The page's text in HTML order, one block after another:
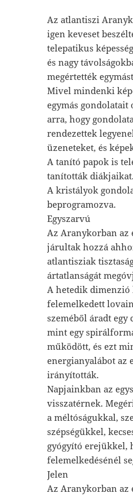
Az atlantiszi
igen keveset
telepatikus
és nagy
megértették
Mivel mindenki
egymás gondolatait
arra, hogy
rendezettek
üzeneteket, és
A tanító papok is
tanították diákjaikat.
A kristályok
beprogramozva.
Egyszarvú
Az Aranykorban az
járultak hozzá
atlantisziak
ártatlanságát
A hetedik dimenzió
felemelkedett
szeméből áradt egy
mint egy
működött, és ezt
energianyalábot az
irányították.
Napjainkban az
visszatérnek.
a méltóságukkal,
szépségükkel,
gyógyító erejükkel,
felemelkedésénél
Jelen
Az Aranykorban az